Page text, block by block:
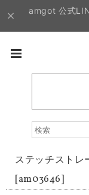
amgot 公式
ステッチストレ
[am03646]